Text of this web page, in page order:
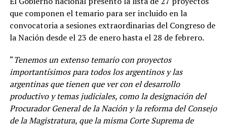
que componen el temario para ser incluido en la
convocatoria a sesiones extraordinarias del Congreso de
la Nación desde el 23 de enero hasta el 28 de febrero.
“Tenemos un extenso temario con proyectos
importantísimos para todos los argentinos y las
argentinas que tienen que ver con el desarrollo
productivo y temas judiciales, como la designación del
Procurador General de la Nación y la reforma del Consejo
de la Magistratura, que la misma Corte Suprema de